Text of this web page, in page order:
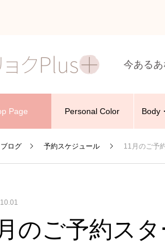
今あるあ
Page Personal Color Body
ブログ 予約スケジュール 11月のご予
のご予約ス